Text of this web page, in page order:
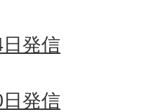
発信
発信